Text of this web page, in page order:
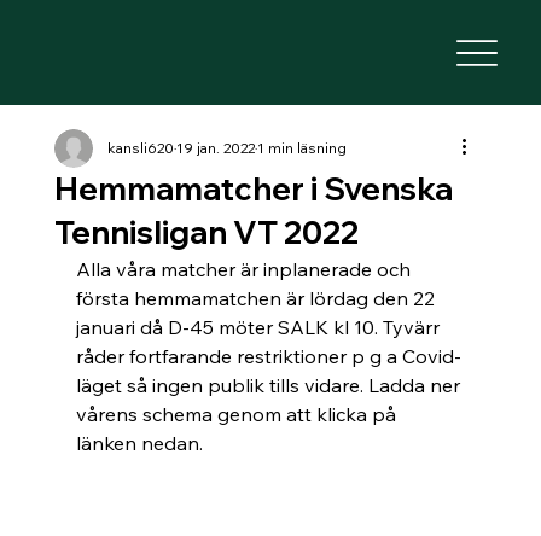
Hemmamatcher i Svenska
Tennisligan VT 2022
kansli62019 jan. 20221 min läsning
Alla våra matcher är inplanerade och
första hemmamatchen är lördag den 22
januari då D-45 möter SALK kl 10. Tyvärr
råder fortfarande restriktioner p g a Covid-
läget så ingen publik tills vidare. Ladda ner
vårens schema genom att klicka på
länken nedan.